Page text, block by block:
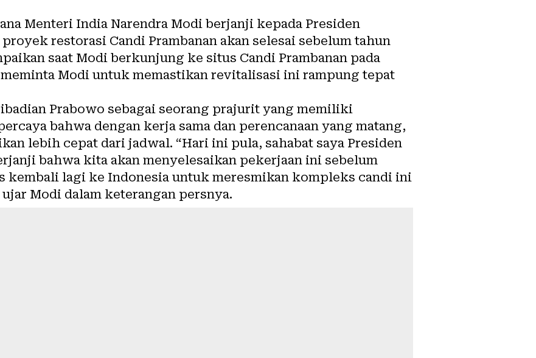
Menteri India Narendra Modi berjanji kepada Presiden
restorasi Candi Prambanan akan selesai sebelum tahun
saat Modi berkunjung ke situs Candi Prambanan pada
meminta Modi untuk memastikan revitalisasi ini rampung tepat
Prabowo sebagai seorang prajurit yang memiliki
bahwa dengan kerja sama dan perencanaan yang matang,
lebih cepat dari jadwal. “Hari ini pula, sahabat saya Presiden
bahwa kita akan menyelesaikan pekerjaan ini sebelum
kembali lagi ke Indonesia untuk meresmikan kompleks candi ini
Modi dalam keterangan persnya.